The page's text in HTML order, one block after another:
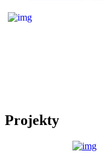
Projekty